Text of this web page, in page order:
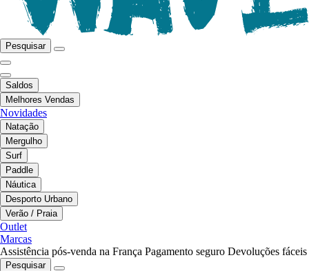
Pesquisar
Saldos
Melhores Vendas
Novidades
Natação
Mergulho
Surf
Paddle
Náutica
Desporto Urbano
Verão / Praia
Outlet
Marcas
Assistência pós-venda na França Pagamento seguro Devoluções fáceis
Pesquisar